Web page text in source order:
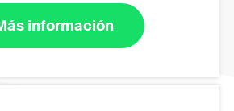
información